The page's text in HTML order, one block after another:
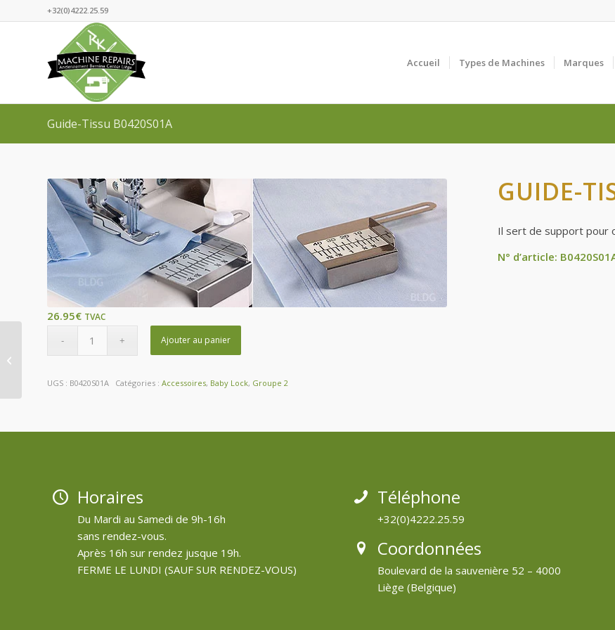
+32(0)4222.25.59
Accueil Types de Machines Marques
Guide-Tissu B0420S01A
26.95€ TVAC
Ajouter au panier
UGS : B0420S01A Catégories : Accessoires, Baby Lock, Groupe 2
GUIDE-
Il sert de support pour
N° d’article:
Horaires
Du Mardi au Samedi de 9h-16h
sans rendez-vous.
Après 16h sur rendez jusque 19h.
FERME LE LUNDI (SAUF SUR RENDEZ-VOUS)
Téléphone
+32(0)4222.25.59
Coordonnées
Boulevard de la sauvenière 52 – 4000
Liège (Belgique)
Table amovible CT-1E